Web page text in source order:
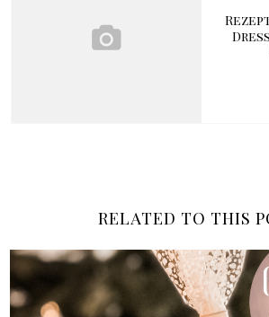
RELATED TO THIS